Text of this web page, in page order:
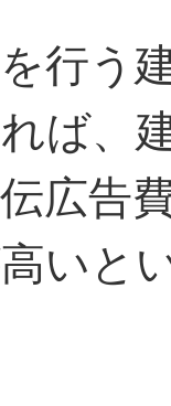
行う
ば、
広告
いと